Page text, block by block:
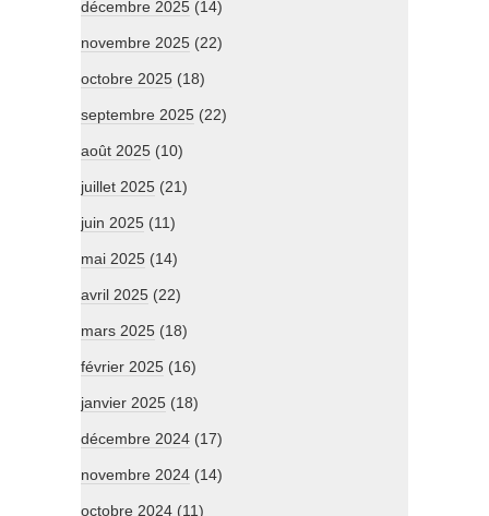
décembre 2025 (14)
novembre 2025 (22)
octobre 2025 (18)
septembre 2025 (22)
août 2025 (10)
juillet 2025 (21)
juin 2025 (11)
mai 2025 (14)
avril 2025 (22)
mars 2025 (18)
février 2025 (16)
janvier 2025 (18)
décembre 2024 (17)
novembre 2024 (14)
octobre 2024 (11)